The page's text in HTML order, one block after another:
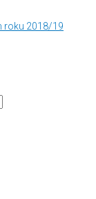
roku 2018/19